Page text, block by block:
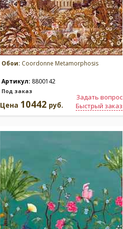
Обои: Coordonne Metamorphosis
Артикул: 8800142
Под заказ
Задать вопрос
Быстрый заказ
Цена 10442 руб.